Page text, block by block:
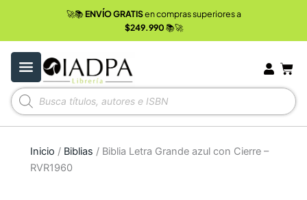
contenido
🚀📚ENVÍO GRATISen compras superiores a
$249.990📚🚀
Búsqueda
de
Inicio / Biblias / Biblia Letra Grande azul con Cierre –
RVR1960